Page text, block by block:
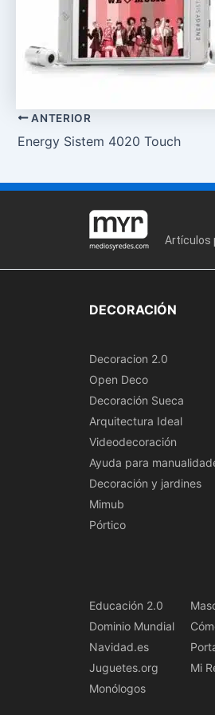
ANTERIOR
Energy Sistem 4020 Touch
Artículos
DECORACIÓN
Decoracion 2.0
Open Deco
Decoración Sueca
Arquitectura Ideal
Videodecoración
Ayuda para
Decoración y jardines
Mimub
Pórtico
Educación 2.0
Dominio Mundial
Navidad.es
Juguetes.org
Monólogos
Mi